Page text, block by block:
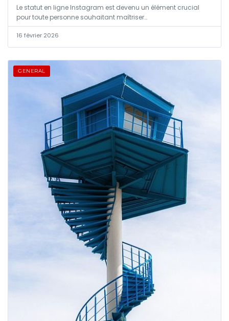
Le statut en ligne Instagram est devenu un élément crucial
pour toute personne souhaitant maîtriser…
16 février 2026
GENERAL